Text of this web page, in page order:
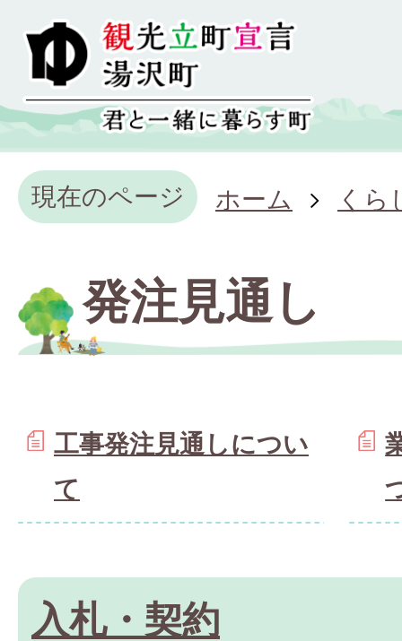
現在のページ ホーム くら
発注見通し
工事発注見通しについ
て
入札・契約